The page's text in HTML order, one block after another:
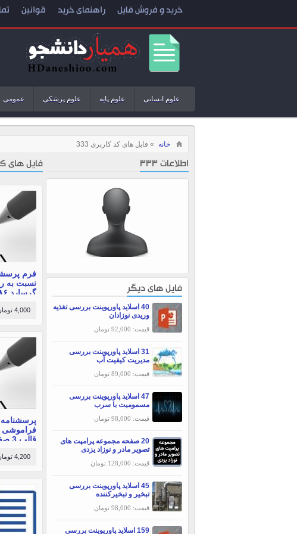
خرید و فروش فایل راهنمای خرید قوانین
علوم انسانی علوم پایه علوم پزشکی عمومی
خانه » فایل های کد کاربری 333
اطلاعات 333
فایل های دیگر
40 اسلاید پاورپوینت بررسی تغذیه
وریدی نوزادان
قیمت: 92,000 تومان
31 اسلاید پاورپوینت بررسی
مديريت كيفيت آب
قیمت: 89,000 تومان
47 اسلاید پاورپوینت بررسی
مسمومیت با سرب
قیمت: 98,000 تومان
20 صفحه مجموعه پرامپت های
تصویر مادر و نوزاد یزدی
قیمت: 128,000 تومان
45 اسلاید پاورپوینت بررسی
تبخير و تبخيركننده
قیمت: 98,000 تومان
159 اسلاید پاورپوینت بررسی
فایل های کد
فرم
نسبت به
4,000 تومان
پرسشنامه
فراموشی
4,200 تومان